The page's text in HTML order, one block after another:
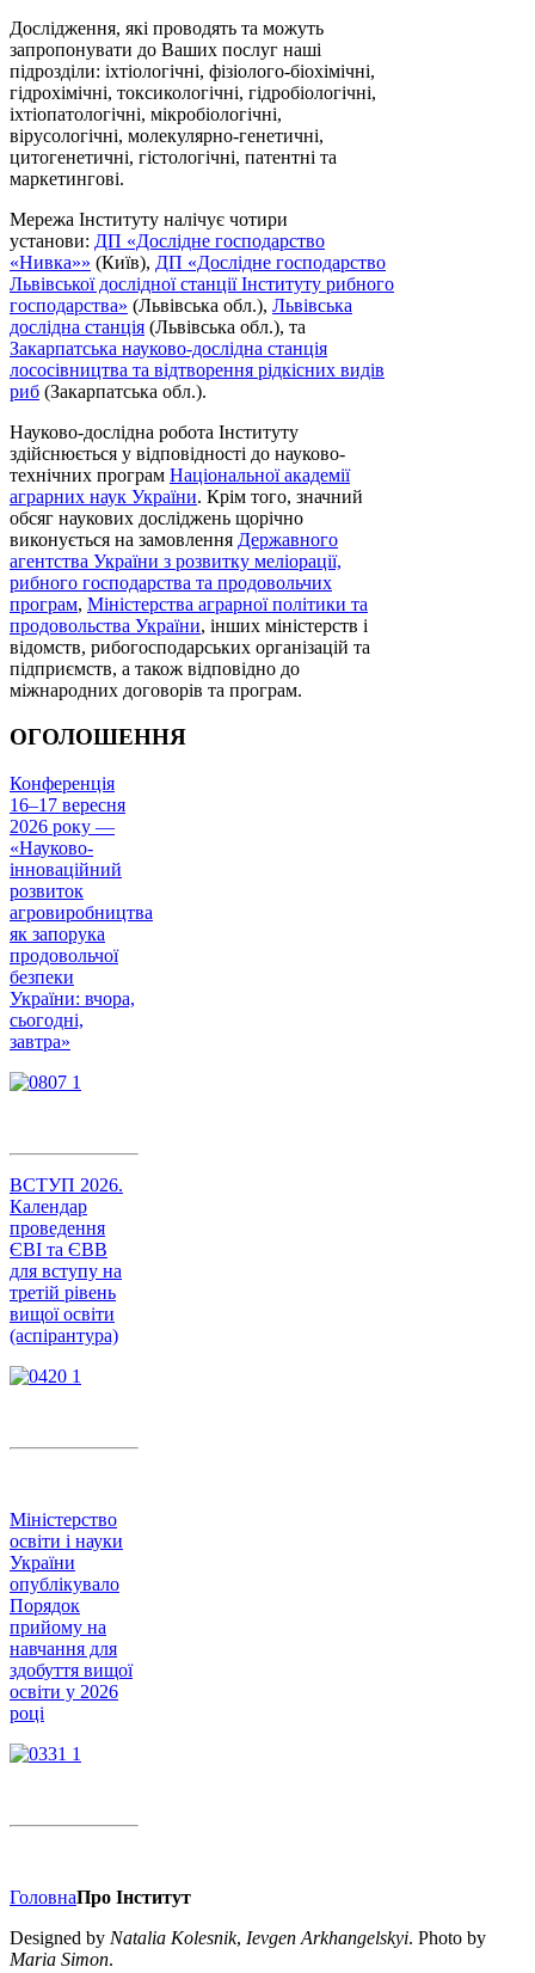
Дослідження, які проводять та можуть
запропонувати до Ваших послуг наші
підрозділи: іхтіологічні, фізіолого-біохімічні,
гідрохімічні, токсикологічні, гідробіологічні,
іхтіопатологічні, мікробіологічні,
вірусологічні, молекулярно-генетичні,
цитогенетичні, гістологічні, патентні та
маркетингові.
Мережа Інституту налічує чотири
установи: ДП «Дослідне господарство
«Нивка»» (Київ), ДП «Дослідне господарство
Львівської дослідної станції Інституту рибного
господарства» (Львівська обл.), Львівська
дослідна станція (Львівська обл.), та
Закарпатська науково-дослідна станція
лососівництва та відтворення рідкісних видів
риб (Закарпатська обл.).
Науково-дослідна робота Інституту
здійснюється у відповідності до науково-
технічних програм Національної академії
аграрних наук України. Крім того, значний
обсяг наукових досліджень щорічно
виконується на замовлення Державного
агентства України з розвитку меліорації,
рибного господарства та продовольчих
програм, Міністерства аграрної політики та
продовольства України, інших міністерств і
відомств, рибогосподарських організацій та
підприємств, а також відповідно до
міжнародних договорів та програм.
ОГОЛОШЕННЯ
Конференція
16–17 вересня
2026 року —
«Науково-
інноваційний
розвиток
агровиробництва
як запорука
продовольчої
безпеки
України: вчора,
сьогодні,
завтра»
ВСТУП 2026.
Календар
проведення
ЄВІ та ЄВВ
для вступу на
третій рівень
вищої освіти
(аспірантура)
Міністерство
освіти і науки
України
опублікувало
Порядок
прийому на
навчання для
здобуття вищої
освіти у 2026
році
ГоловнаПро Інститут
Designed by Natalia Kolesnik, Ievgen Arkhangelskyi. Photo by
Maria Simon.